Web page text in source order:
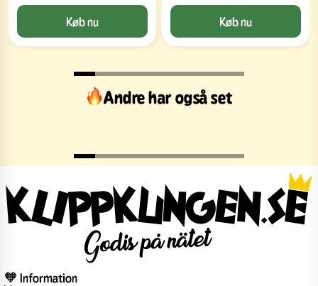
Køb nu Køb nu
Andre har også set
🧡 Information